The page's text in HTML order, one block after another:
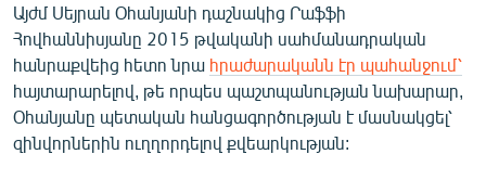
Այժմ Սեյրան Օհանյանի դաշնակից Րաֆֆի
Հովհաննիսյանը 2015 թվականի սահմանադրական
հանրաքվեից հետո նրա հրաժարականն էր պահանջում՝
հայտարարելով, թե որպես պաշտպանության նախարար,
Օհանյանը պետական հանցագործության է մասնակցել՝
զինվորներին ուղղորդելով քվեարկության: